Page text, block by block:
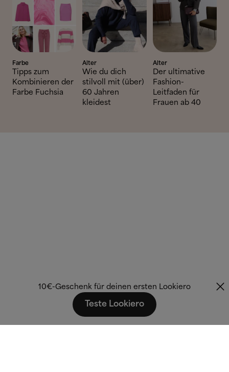
Farbe
Tipps zum
Kombinieren der
Farbe Fuchsia
Alter
Wie du dich
stilvoll mit (über)
60 Jahren
kleidest
Alter
Der ultimative
Fashion-
Leitfaden für
Frauen ab 40
10€-Geschenk für deinen ersten Lookiero
Teste Lookiero